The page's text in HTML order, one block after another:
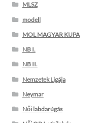
MLSZ
modell
MOL MAGYAR KUPA
NB I.
NB II.
Nemzetek Ligája
Neymar
Női labdarúgás